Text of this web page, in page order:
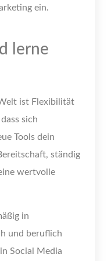
ein.
lerne
ist Flexibilität
sich
Tools dein
ständig
wertvolle
in
und beruflich
Social Media